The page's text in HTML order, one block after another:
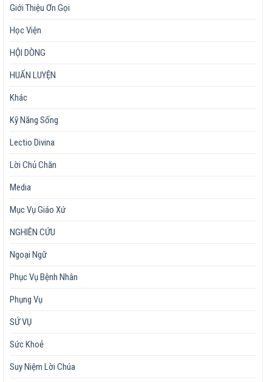
Giới Thiệu Ơn Gọi
Học Viện
HỘI DÒNG
HUẤN LUYỆN
Khác
Kỹ Năng Sống
Lectio Divina
Lời Chủ Chăn
Media
Mục Vụ Giáo Xứ
NGHIÊN CỨU
Ngoại Ngữ
Phục Vụ Bệnh Nhân
Phụng Vụ
SỨ VỤ
Sức Khoẻ
Suy Niệm Lời Chúa